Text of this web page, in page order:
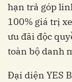
hạn trả góp
100% giá trị
ưu đãi độc
toàn bộ danh
Đại diện YES